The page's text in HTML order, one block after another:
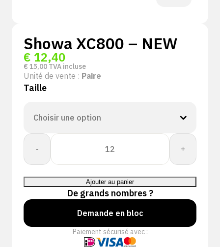
Showa XC800 – NEW
€ 12,40
€ 15,00 TVA incluse
Unité de vente : Paire
Taille
-
quantité
Showa
XC800
-
NEW
+
Ajouter au panier
De grands nombres ?
Demande en bloc
Paiement sécurisé avec :